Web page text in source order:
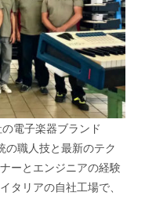
電子楽器ブランド
の職人技と最新のテク
ーとエンジニアの経験
タリアの自社工場で、